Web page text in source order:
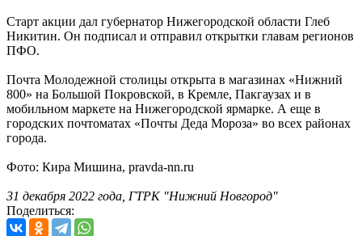
Старт акции дал губернатор Нижегородской области Глеб
Никитин. Он подписал и отправил открытки главам регионов
ПФО.
Почта Молодежной столицы открыта в магазинах «Нижний
800» на Большой Покровской, в Кремле, Пакгаузах и в
мобильном маркете на Нижегородской ярмарке. А еще в
городских почтоматах «Почты Деда Мороза» во всех районах
города.
Фото: Кира Мишина, pravda-nn.ru
31 декабря 2022 года, ГТРК "Нижний Новгород"
Поделиться: